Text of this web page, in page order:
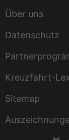
Über uns
Datenschutz
Kreuzfahrt-
Sitemap